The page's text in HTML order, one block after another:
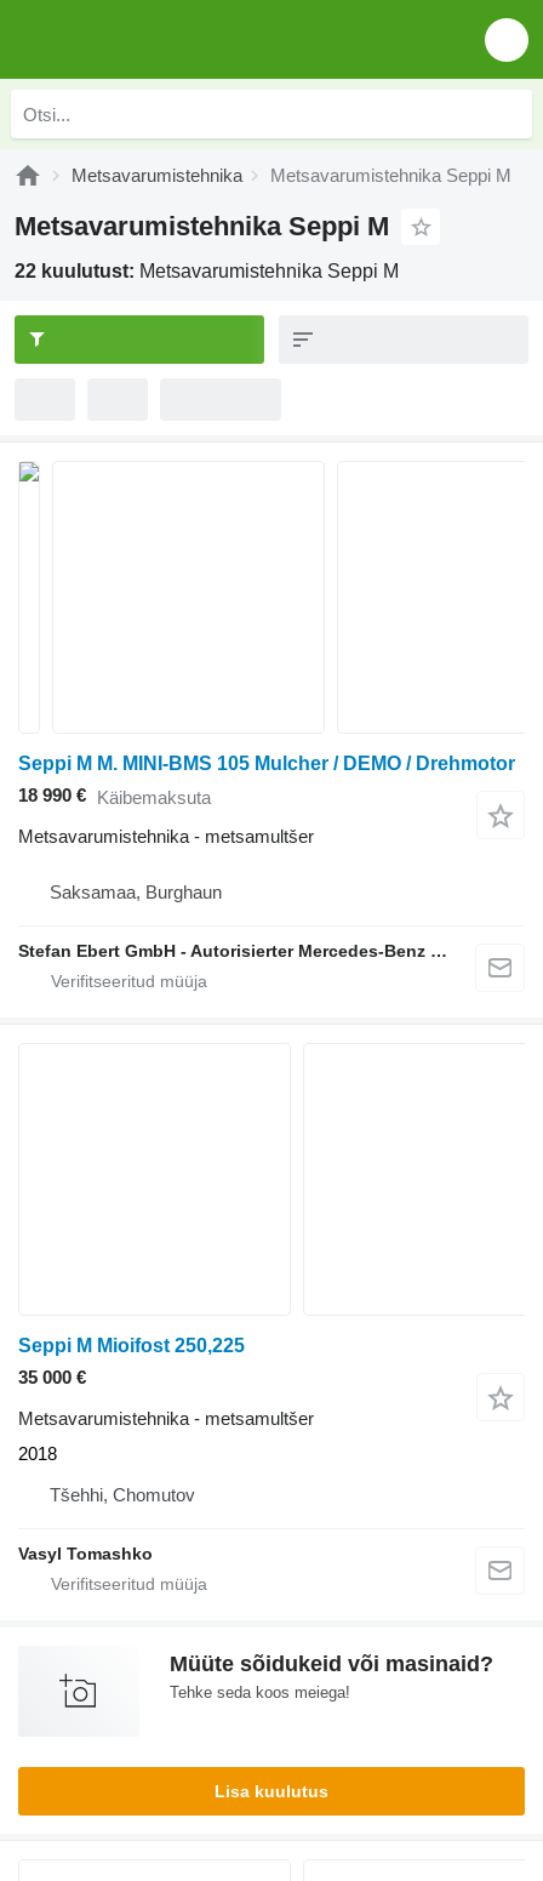
Metsavarumistehnika Metsavarumistehnika Seppi M
Metsavarumistehnika Seppi M
22 kuulutust: Metsavarumistehnika Seppi M
Seppi M M. MINI-BMS 105 Mulcher / DEMO / Drehmotor
18 990 € Käibemaksuta
Metsavarumistehnika - metsamultšer
Saksamaa, Burghaun
Stefan Ebert GmbH - Autorisierter Mercedes-Benz Servicepartner
Seppi M Mioifost 250,225
35 000 €
Metsavarumistehnika - metsamultšer
2018
Tšehhi, Chomutov
Vasyl Tomashko
Müüte sõidukeid või masinaid?
Tehke seda koos meiega!
Lisa kuulutus